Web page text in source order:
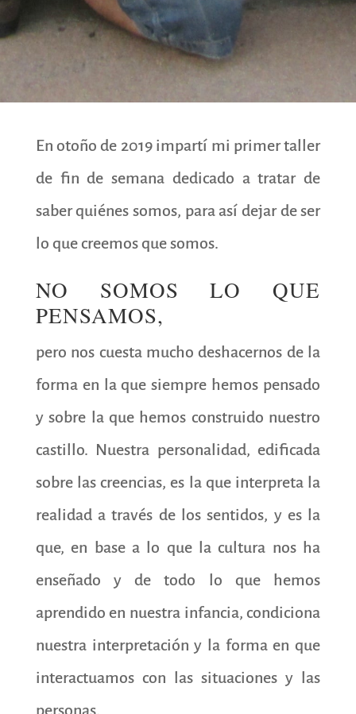
En otoño de 2019 impartí mi primer taller
de fin de semana dedicado a tratar de
saber quiénes somos, para así dejar de ser
lo que creemos que somos.
NO SOMOS LO QUE
PENSAMOS,
pero nos cuesta mucho deshacernos de la
forma en la que siempre hemos pensado
y sobre la que hemos construido nuestro
castillo. Nuestra personalidad, edificada
sobre las creencias, es la que interpreta la
realidad a través de los sentidos, y es la
que, en base a lo que la cultura nos ha
enseñado y de todo lo que hemos
aprendido en nuestra infancia, condiciona
nuestra interpretación y la forma en que
interactuamos con las situaciones y las
personas.